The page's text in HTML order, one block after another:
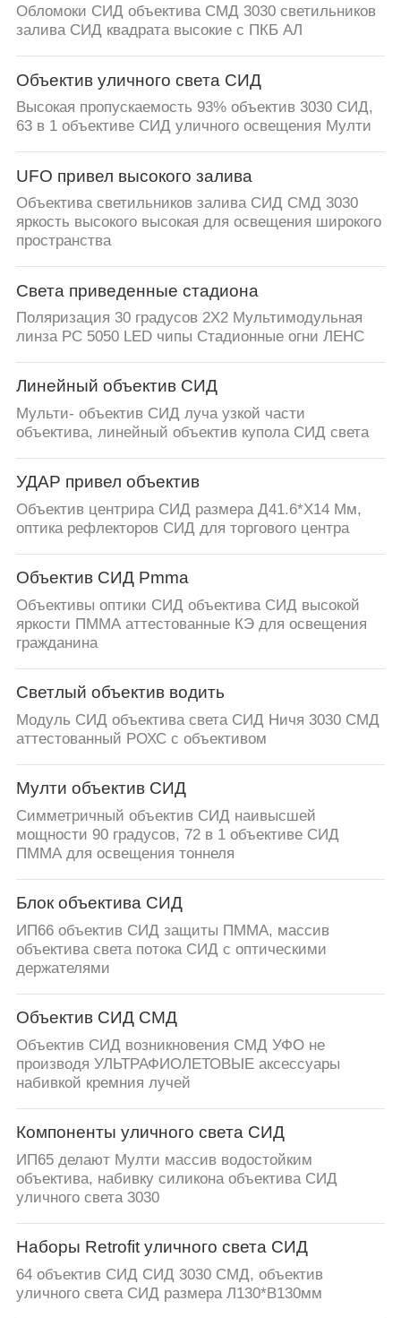
Обломоки СИД объектива СМД 3030 светильников
залива СИД квадрата высокие с ПКБ АЛ
Объектив уличного света СИД
Высокая пропускаемость 93% объектив 3030 СИД,
63 в 1 объективе СИД уличного освещения Мулти
UFO привел высокого залива
Объектива светильников залива СИД СМД 3030
яркость высокого высокая для освещения широкого
пространства
Света приведенные стадиона
Поляризация 30 градусов 2X2 Мультимодульная
линза PC 5050 LED чипы Стадионные огни ЛЕНС
Линейный объектив СИД
Мульти- объектив СИД луча узкой части
объектива, линейный объектив купола СИД света
УДАР привел объектив
Объектив центрира СИД размера Д41.6*Х14 Мм,
оптика рефлекторов СИД для торгового центра
Объектив СИД Pmma
Объективы оптики СИД объектива СИД высокой
яркости ПММА аттестованные КЭ для освещения
гражданина
Светлый объектив водить
Модуль СИД объектива света СИД Ничя 3030 СМД
аттестованный РОХС с объективом
Мулти объектив СИД
Симметричный объектив СИД наивысшей
мощности 90 градусов, 72 в 1 объективе СИД
ПММА для освещения тоннеля
Блок объектива СИД
ИП66 объектив СИД защиты ПММА, массив
объектива света потока СИД с оптическими
держателями
Объектив СИД СМД
Объектив СИД возникновения СМД УФО не
производя УЛЬТРАФИОЛЕТОВЫЕ аксессуары
набивкой кремния лучей
Компоненты уличного света СИД
ИП65 делают Мулти массив водостойким
объектива, набивку силикона объектива СИД
уличного света 3030
Наборы Retrofit уличного света СИД
64 объектив СИД СИД 3030 СМД, объектив
уличного света СИД размера Л130*В130мм